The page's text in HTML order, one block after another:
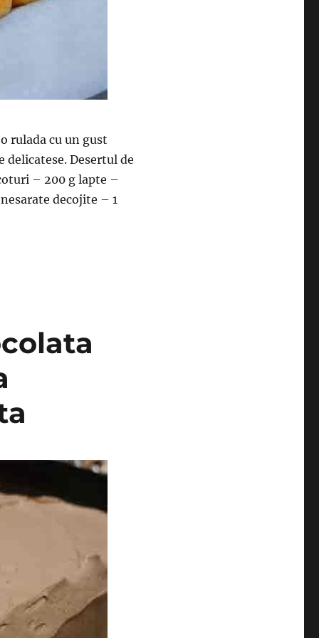
rulada cu un gust
Desertul de
– 200 g lapte –
decojite – 1